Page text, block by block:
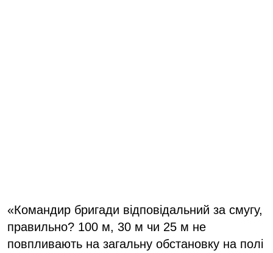
«Командир бригади відповідальний за смугу,
правильно? 100 м, 30 м чи 25 м не
повпливають на загальну обстановку на полі